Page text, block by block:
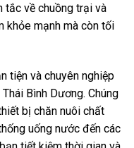
tắc về chuồng trại và
khỏe mạnh mà còn tối
tiện và chuyên nghiệp
Bình Dương. Chúng
bị chăn nuôi chất
uống nước đến các